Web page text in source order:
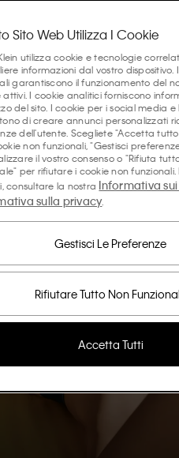
Scopri le storie di questa
Sito Web Utilizza I Cookie
utilizza cookie e tecnologie
informazioni dal vostro dispositivo.
garantiscono il funzionamento del
attivi. I cookie analitici forniscono
del sito. I cookie per i social media
di creare annunci personalizzati
dell'utente. Scegliete "Accetta
non funzionali, "Gestisci
il vostro consenso o "Rifiuta
per rifiutare i cookie non
consultare la nostra Informativa
sulla privacy.
Rifiutare Tutto Non
Gestisci Le Preferenze
Accetta Tutti